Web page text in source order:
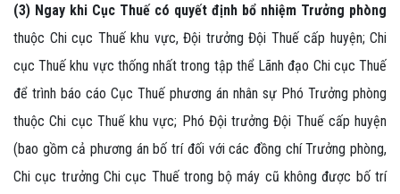
(3) Ngay khi Cục Thuế có quyết định bổ nhiệm Trưởng phòng
thuộc Chi cục Thuế khu vực, Đội trưởng Đội Thuế cấp huyện; Chi
cục Thuế khu vực thống nhất trong tập thể Lãnh đạo Chi cục Thuế
để trình báo cáo Cục Thuế phương án nhân sự Phó Trưởng phòng
thuộc Chi cục Thuế khu vực; Phó Đội trưởng Đội Thuế cấp huyện
(bao gồm cả phương án bố trí đối với các đồng chí Trưởng phòng,
Chi cục trưởng Chi cục Thuế trong bộ máy cũ không được bố trí